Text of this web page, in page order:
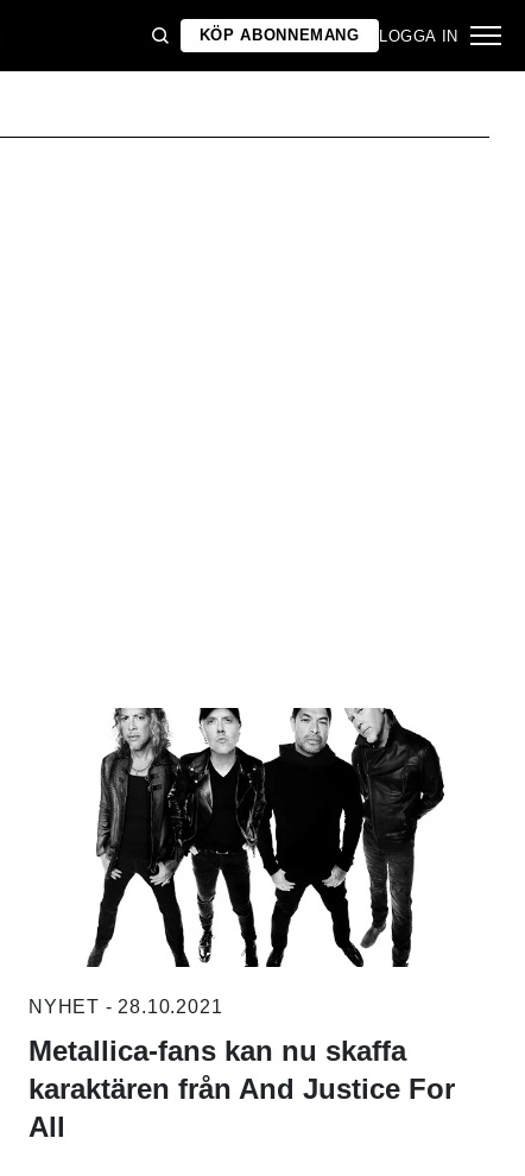
KÖP ABONNEMANG LOGGA IN
NYHET - 28.10.2021
Metallica-fans kan nu skaffa
karaktären från And Justice For
All